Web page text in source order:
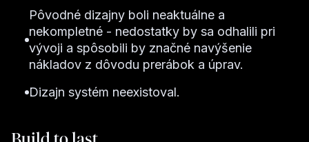
Pôvodné dizajny boli neaktuálne a
nekompletné - nedostatky by sa odhalili pri
vývoji a spôsobili by značné navýšenie
nákladov z dôvodu prerábok a úprav.
Dizajn systém neexistoval.